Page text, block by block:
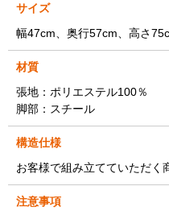
サイズ
幅47cm、奥行57cm、高さ
材質
張地：ポリエステル100％
脚部：スチール
構造仕様
お客様で組み立てていただく
注意事項